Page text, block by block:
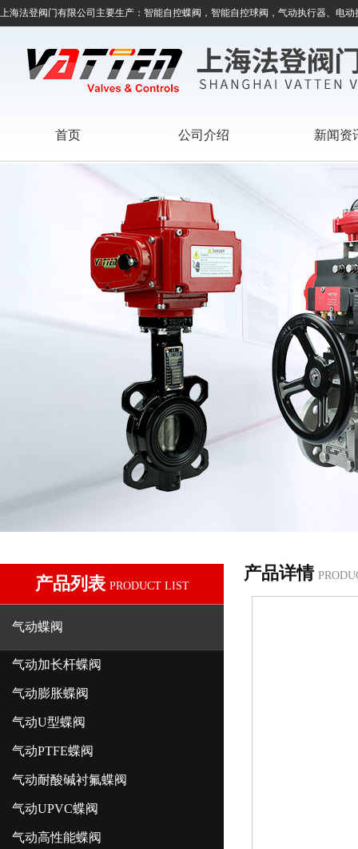
上海法登阀门有限公司主要生产：智能自控蝶阀，智能自控球阀，气动执行器、电
首页 公司介绍 新闻资
产品列表 PRODUCT LIST
气动蝶阀
气动加长杆蝶阀
气动膨胀蝶阀
气动U型蝶阀
气动PTFE蝶阀
气动耐酸碱衬氟蝶阀
气动UPVC蝶阀
气动高性能蝶阀
产品详情